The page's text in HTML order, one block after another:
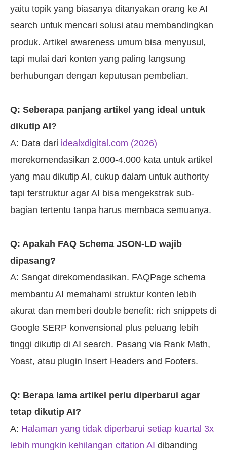
yaitu topik yang biasanya ditanyakan orang ke AI
search untuk mencari solusi atau membandingkan
produk. Artikel awareness umum bisa menyusul,
tapi mulai dari konten yang paling langsung
berhubungan dengan keputusan pembelian.
Q: Seberapa panjang artikel yang ideal untuk
dikutip AI?
A: Data dari idealxdigital.com (2026)
merekomendasikan 2.000-4.000 kata untuk artikel
yang mau dikutip AI, cukup dalam untuk authority
tapi terstruktur agar AI bisa mengekstrak sub-
bagian tertentu tanpa harus membaca semuanya.
Q: Apakah FAQ Schema JSON-LD wajib
dipasang?
A: Sangat direkomendasikan. FAQPage schema
membantu AI memahami struktur konten lebih
akurat dan memberi double benefit: rich snippets di
Google SERP konvensional plus peluang lebih
tinggi dikutip di AI search. Pasang via Rank Math,
Yoast, atau plugin Insert Headers and Footers.
Q: Berapa lama artikel perlu diperbarui agar
tetap dikutip AI?
A: Halaman yang tidak diperbarui setiap kuartal 3x
lebih mungkin kehilangan citation AI dibanding